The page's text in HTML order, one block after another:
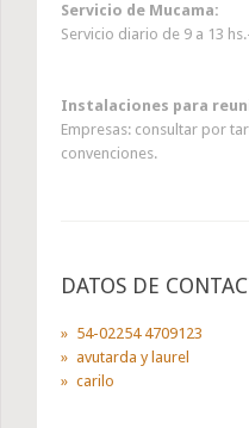
Servicio de Mucama:
Servicio diario de 9 a 13
Instalaciones para
Empresas: consultar por
convenciones.
DATOS DE
54-02254 4709123
avutarda y laurel
carilo